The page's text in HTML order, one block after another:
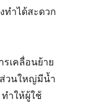
ทำได้สะดวก
เคลื่อนย้าย
ส่วนใหญ่มีน้ำ
ำให้ผู้ใช้